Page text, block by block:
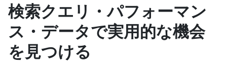
検索クエリ・パフォーマン
ス・データで実用的な機会
を見つける